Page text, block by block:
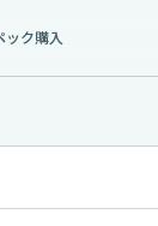
ック購入